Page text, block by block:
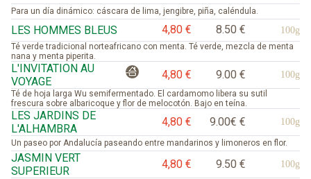
Para un día dinámico: cáscara de lima, jengibre, piña, caléndula.
LES HOMMES BLEUS 4,80 € 8.50 € 100g
Té verde tradicional norteafricano con menta. Té verde, mezcla de menta
nana y menta piperita.
L'INVITATION AU
VOYAGE
4,80 € 9.00 € 100g
Té de hoja larga Wu semifermentado. El cardamomo libera su sutil
frescura sobre albaricoque y flor de melocotón. Bajo en teína.
LES JARDINS DE
L'ALHAMBRA
4,80 € 9.00€ € 100g
Un paseo por Andalucía paseando entre mandarinos y limoneros en flor.
JASMIN VERT
SUPERIEUR
4,80 € 9.50 € 100g